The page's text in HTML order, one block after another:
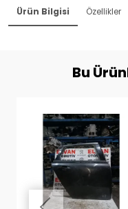
Ürün Bilgisi Özellikler
Bu